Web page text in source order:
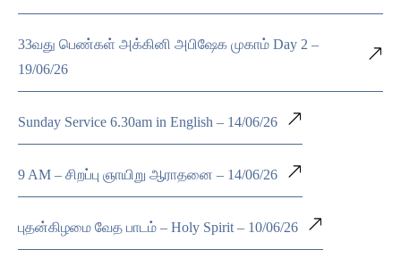
33வது பெண்கள் அக்கினி அபிஷேக முகாம் Day 2 –
19/06/26
Sunday Service 6.30am in English – 14/06/26
9 AM – சிறப்பு ஞாயிறு ஆராதனை – 14/06/26
புதன்கிழமை வேத பாடம் – Holy Spirit – 10/06/26